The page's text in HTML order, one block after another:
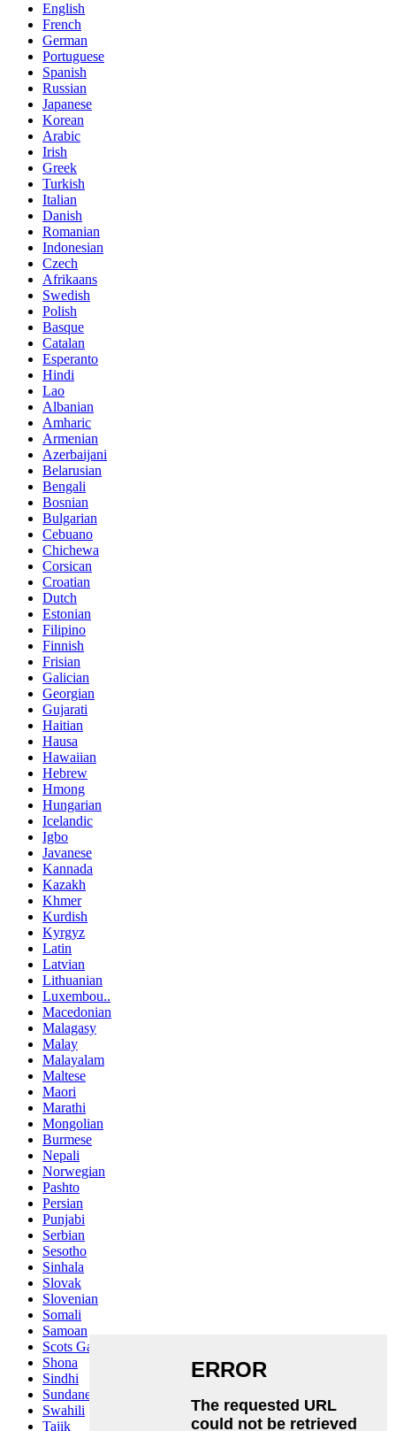
English
French
German
Portuguese
Spanish
Russian
Japanese
Korean
Arabic
Irish
Greek
Turkish
Italian
Danish
Romanian
Indonesian
Czech
Afrikaans
Swedish
Polish
Basque
Catalan
Esperanto
Hindi
Lao
Albanian
Amharic
Armenian
Azerbaijani
Belarusian
Bengali
Bosnian
Bulgarian
Cebuano
Chichewa
Corsican
Croatian
Dutch
Estonian
Filipino
Finnish
Frisian
Galician
Georgian
Gujarati
Haitian
Hausa
Hawaiian
Hebrew
Hmong
Hungarian
Icelandic
Igbo
Javanese
Kannada
Kazakh
Khmer
Kurdish
Kyrgyz
Latin
Latvian
Lithuanian
Luxembou..
Macedonian
Malagasy
Malay
Malayalam
Maltese
Maori
Marathi
Mongolian
Burmese
Nepali
Norwegian
Pashto
Persian
Punjabi
Serbian
Sesotho
Sinhala
Slovak
Slovenian
Somali
Samoan
Scots Gaelic
Shona
Sindhi
Sundanese
Swahili
Tajik